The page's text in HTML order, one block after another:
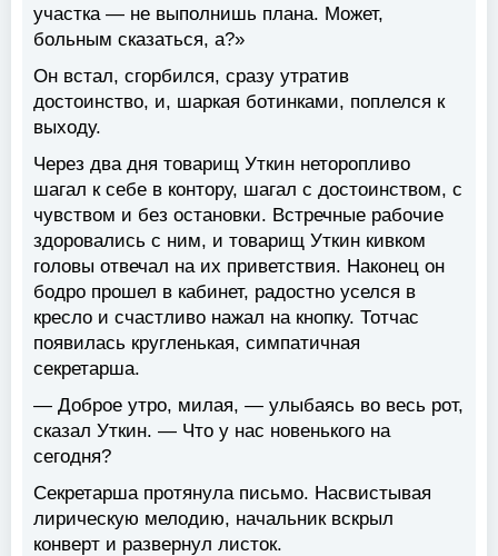
участка — не выполнишь плана. Может,
больным сказаться, а?»
Он встал, сгорбился, сразу утратив
достоинство, и, шаркая ботинками, поплелся к
выходу.
Через два дня товарищ Уткин неторопливо
шагал к себе в контору, шагал с достоинством, с
чувством и без остановки. Встречные рабочие
здоровались с ним, и товарищ Уткин кивком
головы отвечал на их приветствия. Наконец он
бодро прошел в кабинет, радостно уселся в
кресло и счастливо нажал на кнопку. Тотчас
появилась кругленькая, симпатичная
секретарша.
— Доброе утро, милая, — улыбаясь во весь рот,
сказал Уткин. — Что у нас новенького на
сегодня?
Секретарша протянула письмо. Насвистывая
лирическую мелодию, начальник вскрыл
конверт и развернул листок.